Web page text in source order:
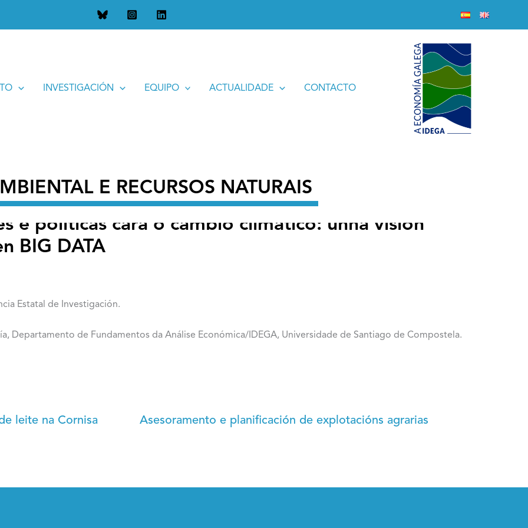
INVESTIGACIÓN EQUIPO ACTUALIDADE CONTACTO
E RECURSOS NATURAIS
cara o cambio climático: unha visión económica apoiada en BIG DATA
e políticas cara o cambio climático: unha visión
BIG DATA
Estatal de Investigación.
Departamento de Fundamentos da Análise Económica/IDEGA, Universidade de Santiago de Compostela.
leite na Cornisa
Asesoramento e planificación de explotacións agrarias